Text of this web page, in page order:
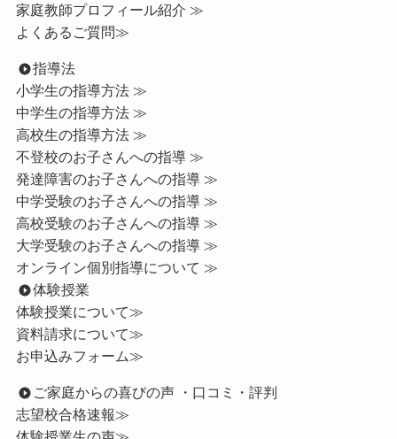
家庭教師プロフィール紹介 ≫
よくあるご質問≫
指導法
小学生の指導方法 ≫
中学生の指導方法 ≫
高校生の指導方法 ≫
不登校のお子さんへの指導 ≫
発達障害のお子さんへの指導 ≫
中学受験のお子さんへの指導 ≫
高校受験のお子さんへの指導 ≫
大学受験のお子さんへの指導 ≫
オンライン個別指導について ≫
体験授業
体験授業について≫
資料請求について≫
お申込みフォーム≫
ご家庭からの喜びの声 ・口コミ・評判
志望校合格速報≫